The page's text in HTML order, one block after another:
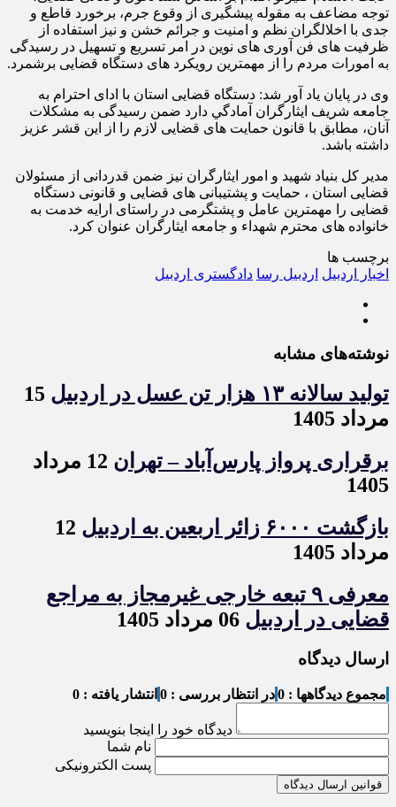
توجه مضاعف به مقوله پیشگیری از وقوع جرم، برخورد قاطع و
جدی با اخلالگران نظم و امنیت و جرائم خشن و نیز استفاده از
ظرفیت های فن آوری های نوین در امر تسریع و تسهیل در رسیدگی
به امورات مردم را از مهمترین رویکرد های دستگاه قضایی برشمرد.
وی در پایان یاد آور شد: دستگاه قضایی استان با ادای احترام به
جامعه شریف ایثارگران آمادگي دارد ضمن رسیدگی به مشکلات
آنان‌، مطابق با قانون حمایت های قضایی لازم را از این قشر عزیز
داشته باشد.
مدیر کل بنیاد شهید و امور ايثارگران نیز ضمن قدردانی از مسئولان
قضایی استان ، حمایت و پشتیبانی های قضایی و قانونی دستگاه
قضایی را مهمترین عامل و پشتگرمی در راستای ارایه خدمت به
خانواده های محترم شهداء و جامعه ایثارگران عنوان کرد.
برچسب ها
اخبار اردبیل اردبیل رسا دادگستری اردبیل
نوشته‌های مشابه
تولید سالانه ۱۳ هزار تن عسل در اردبیل
15
مرداد 1405
برقراری پرواز پارس‌آباد – تهران
12 مرداد
1405
بازگشت ۶۰۰۰ زائر اربعین به اردبیل
12
مرداد 1405
معرفی ۹ تبعه خارجی غیرمجاز به مراجع
قضایی در اردبیل
ارسال دیدگاه
مجموع دیدگاهها : 0 در انتظار بررسی : 0 انتشار یافته : 0
دیدگاه خود را اینجا بنویسید
نام شما
پست الکترونیکی
قوانین ارسال دیدگاه